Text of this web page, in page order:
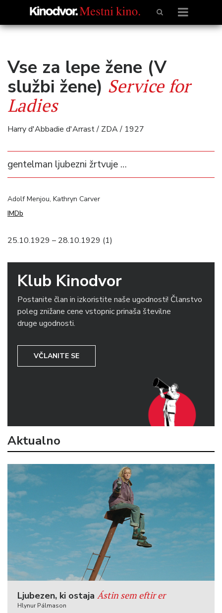
Vse za lepe žene (V
službi žene) Service for
Ladies
Harry d'Abbadie d'Arrast / ZDA / 1927
gentelman ljubezni žrtvuje …
Adolf Menjou, Kathryn Carver
IMDb
25.10.1929 – 28.10.1929 (1)
Klub Kinodvor
Postanite član in izkoristite naše ugodnosti! Članstvo
poleg znižane cene vstopnic prinaša številne
druge ugodnosti.
VČLANITE SE
Aktualno
Ljubezen, ki ostaja Ástin sem eftir er
Hlynur Pálmason